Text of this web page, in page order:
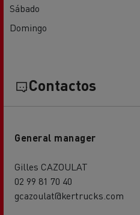
Sábado
Domingo
Contactos
General manager
Gilles CAZOULAT
02 99 81 70 40
gcazoulat@kertrucks.com